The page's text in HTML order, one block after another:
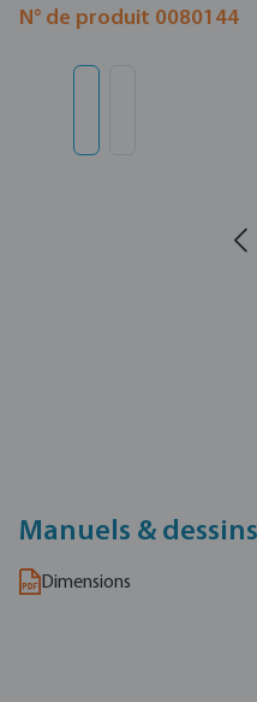
N° de produit 0080144
Manuels & dessins
Dimensions